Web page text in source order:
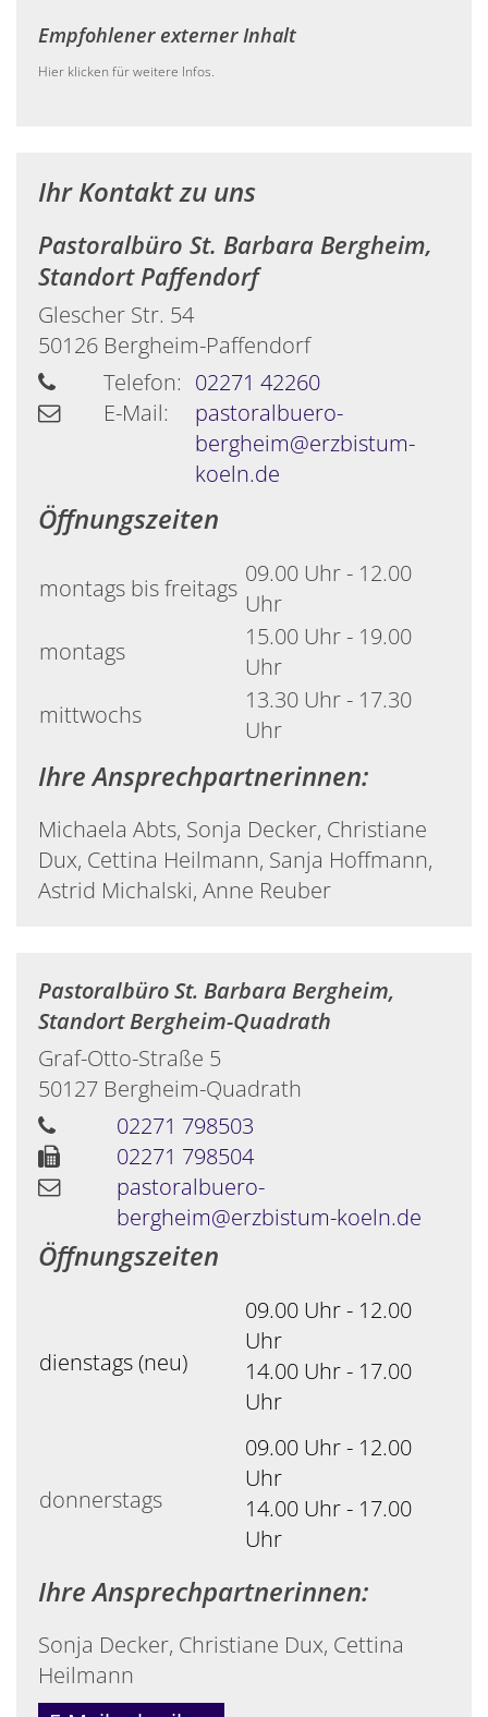
Empfohlener externer Inhalt
Hier klicken für weitere Infos.
Ihr Kontakt zu uns
Pastoralbüro St. Barbara Bergheim,
Standort Paffendorf
Glescher Str. 54
50126 Bergheim-Paffendorf
Telefon: 02271 42260
E-Mail:
pastoralbuero-
bergheim@erzbistum-
koeln.de
Öffnungszeiten
montags bis freitags 09.00 Uhr - 12.00
Uhr
montags
15.00 Uhr - 19.00
Uhr
mittwochs
13.30 Uhr - 17.30
Uhr
Ihre Ansprechpartnerinnen:
Michaela Abts, Sonja Decker, Christiane
Dux, Cettina Heilmann, Sanja Hoffmann,
Astrid Michalski, Anne Reuber
Pastoralbüro St. Barbara Bergheim,
Standort Bergheim-Quadrath
Graf-Otto-Straße 5
50127 Bergheim-Quadrath
02271 798503
02271 798504
pastoralbuero-
bergheim@erzbistum-koeln.de
Öffnungszeiten
dienstags (neu)
09.00 Uhr - 12.00
Uhr
14.00 Uhr - 17.00
Uhr
donnerstags
09.00 Uhr - 12.00
Uhr
14.00 Uhr - 17.00
Uhr
Ihre Ansprechpartnerinnen:
Sonja Decker, Christiane Dux, Cettina
Heilmann